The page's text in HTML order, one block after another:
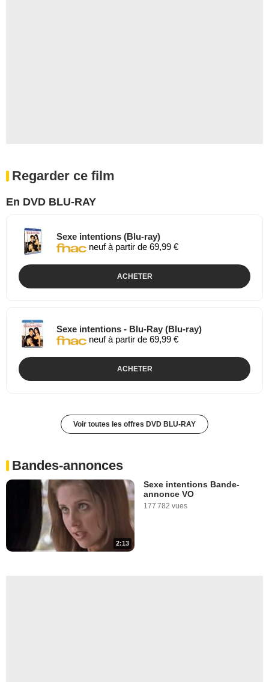
Regarder ce film
En DVD BLU-RAY
Sexe intentions (Blu-ray)
neuf à partir de 69,99 €
ACHETER
Sexe intentions - Blu-Ray (Blu-ray)
neuf à partir de 69,99 €
ACHETER
Voir toutes les offres DVD BLU-RAY
Bandes-annonces
2:13
Sexe intentions Bande-
annonce VO
177 782 vues